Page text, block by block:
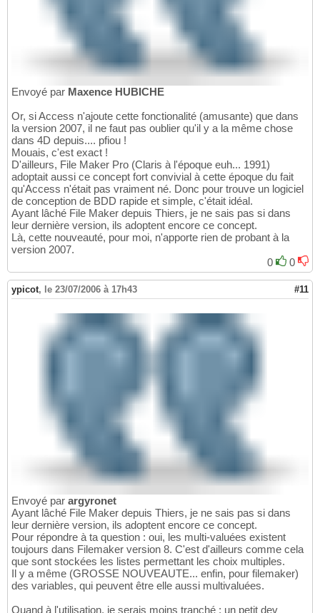
Envoyé par Maxence HUBICHE
Or, si Access n'ajoute cette fonctionalité (amusante) que dans
la version 2007, il ne faut pas oublier qu'il y a la même chose
dans 4D depuis.... pfiou !
Mouais, c'est exact !
D'ailleurs, File Maker Pro (Claris à l'époque euh... 1991)
adoptait aussi ce concept fort convivial à cette époque du fait
qu'Access n'était pas vraiment né. Donc pour trouve un logiciel
de conception de BDD rapide et simple, c'était idéal.
Ayant lâché File Maker depuis Thiers, je ne sais pas si dans
leur dernière version, ils adoptent encore ce concept.
Là, cette nouveauté, pour moi, n'apporte rien de probant à la
version 2007.
0
0
ypicot, le 23/07/2006 à 17h43 #11
Envoyé par argyronet
Ayant lâché File Maker depuis Thiers, je ne sais pas si dans
leur dernière version, ils adoptent encore ce concept.
Pour répondre à ta question : oui, les multi-valuées existent
toujours dans Filemaker version 8. C'est d'ailleurs comme cela
que sont stockées les listes permettant les choix multiples.
Il y a même (GROSSE NOUVEAUTE... enfin, pour filemaker)
des variables, qui peuvent être elle aussi multivaluées.
Quand à l'utilisation, je serais moins tranché : un petit dev